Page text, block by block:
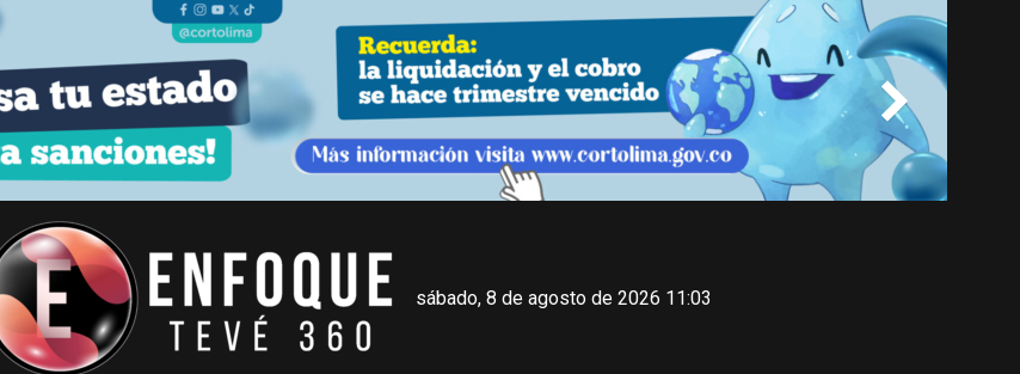
sábado, 8 de agosto de 2026 11:03